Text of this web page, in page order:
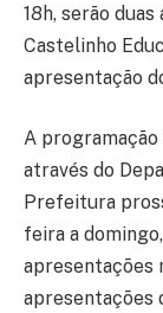
18h, serão
Castelinho
apresentação
A programação
através do
Prefeitura
feira a
apresentações
apresentações